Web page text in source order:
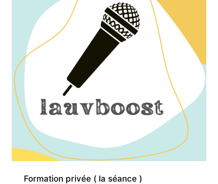
Formation privée ( la séance )